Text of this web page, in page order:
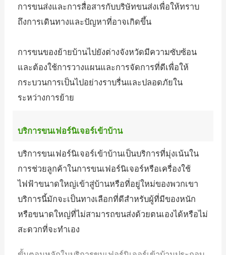
การขนส่งและการสื่อสารกับบริษัทขนส่งเพื่อให้ทราบ
ถึงการเดินทางและปัญหาที่อาจเกิดขึ้น
การขนของย้ายบ้านไปยังต่างจังหวัดมีความซับซ้อน
และต้องใช้การวางแผนและการจัดการที่ดีเพื่อให้
กระบวนการเป็นไปอย่างราบรื่นและปลอดภัยใน
ระหว่างการย้าย
บริการขนเฟอร์นิเจอร์เข้าบ้าน
บริการขนเฟอร์นิเจอร์เข้าบ้านเป็นบริการที่มุ่งเน้นใน
การช่วยลูกค้าในการขนเฟอร์นิเจอร์หรือเครื่องใช้
ไฟฟ้าขนาดใหญ่เข้าสู่บ้านหรือที่อยู่ใหม่ของพวกเขา
บริการนี้มักจะเป็นทางเลือกที่ดีสำหรับผู้ที่มีของหนัก
หรือขนาดใหญ่ที่ไม่สามารถขนส่งด้วยตนเองได้หรือไม่
สะดวกที่จะทำเอง